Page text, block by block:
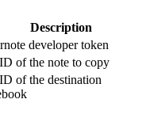
Description
developer token
of the note to copy
of the destination